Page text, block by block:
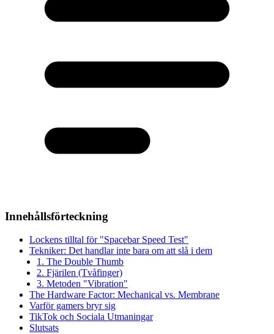
Innehållsförteckning
Lockens tilltal för "Spacebar Speed Test"
Tekniker: Det handlar inte bara om att slå i dem
1. The Double Thumb
2. Fjärilen (Tvåfinger)
3. Metoden "Vibration"
The Hardware Factor: Mechanical vs. Membrane
Varför gamers bryr sig
TikTok och Sociala Utmaningar
Slutsats